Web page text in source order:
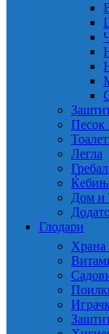
Песок
Легла
Дом и
Глодари
Храна